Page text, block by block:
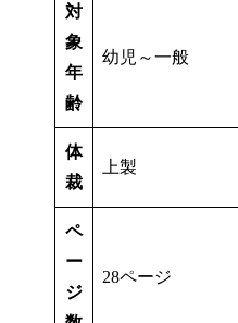
対
象
年
齢
幼児～一般
体
裁
上製
ペ
ー
ジ
28ページ